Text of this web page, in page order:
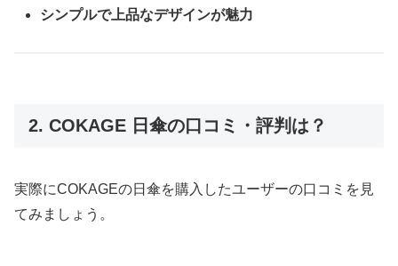
シンプルで上品なデザインが魅力
2. COKAGE 日傘の口コミ・評判は？
実際にCOKAGEの日傘を購入したユーザーの口コミを見
てみましょう。